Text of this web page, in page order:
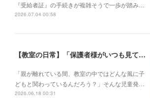
『受給者証』の手続きが複雑そうで一歩が踏み…
2026.07.04 00:58
【教室の日常】「保護者様がいつも見ている前提で」。私たちが大切にする教室運営指針✨
「親が離れている間、教室の中ではどんな風に子
どもと関わっているんだろう？」そんな児童発…
2026.06.18 00:31